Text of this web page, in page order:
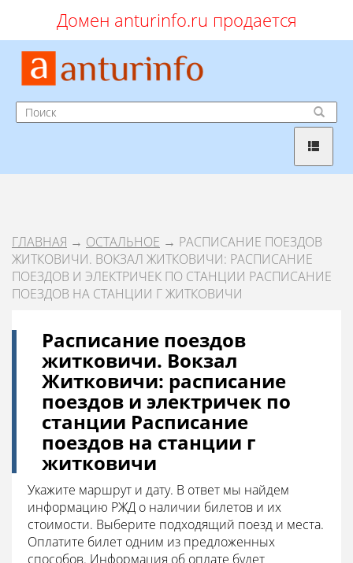
Домен anturinfo.ru продается
ГЛАВНАЯ → ОСТАЛЬНОЕ → РАСПИСАНИЕ ПОЕЗДОВ
ЖИТКОВИЧИ. ВОКЗАЛ ЖИТКОВИЧИ: РАСПИСАНИЕ
ПОЕЗДОВ И ЭЛЕКТРИЧЕК ПО СТАНЦИИ РАСПИСАНИЕ
ПОЕЗДОВ НА СТАНЦИИ Г ЖИТКОВИЧИ
Расписание поездов
житковичи. Вокзал
Житковичи: расписание
поездов и электричек по
станции Расписание
поездов на станции г
житковичи
Укажите маршрут и дату. В ответ мы найдем
информацию РЖД о наличии билетов и их
стоимости. Выберите подходящий поезд и места.
Оплатите билет одним из предложенных
способов. Информация об оплате будет